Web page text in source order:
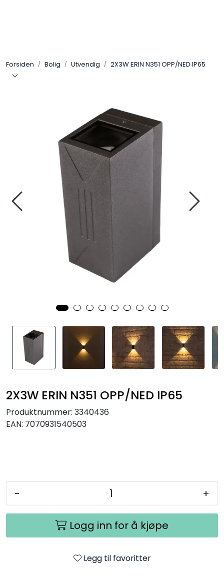
Forsiden Bolig Utvendig 2X3W ERIN N351 OPP/NED IP65
2X3W ERIN N351 OPP/NED IP65
Produktnummer: 3340436
EAN: 7070931540503
- +
Logg inn for å kjøpe
Legg til favoritter
Industri
Lyskaster/Effekt
Sport
Sluttsalg
Referanser